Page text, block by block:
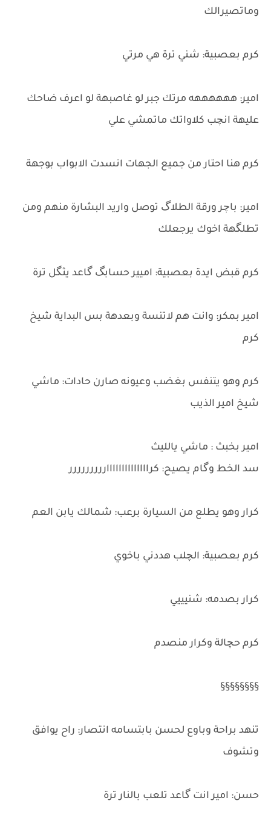
وماتصيرالك
كرم بعصبية: شني ترة هي مرتي
امير: ههههههه مرتك جبر لو غاصبهة لو اعرف ضاحك
عليهة انچب كلاواتك ماتمشي علي
كرم هنا احتار من جميع الجهات انسدت الابواب بوجهة
امير: باچر ورقة الطلاگ توصل واريد البشارة منهم ومن
تطلگهة اخوك يرجعلك
كرم قبض ايدة بعصبية: اميير حسابگ گاعد يثگل ترة
امير بمكر: وانت هم لاتنسة وبعدهة بس البداية شيخ
كرم
كرم وهو يتنفس بغضب وعيونه صارن حادات: ماشي
شيخ امير الذيب
امير بخبث : ماشي يالليث
سد الخط وگام يصيح: كرااااااااااااااررررررررر
كرار وهو يطلع من السيارة برعب: شمالك يابن العم
كرم بعصبية: الچلب هددني باخوي
كرار بصدمه: شنيييي
كرم حچالة وكرار منصدم
§§§§§§§§
تنهد براحة وباوع لحسن بابتسامه انتصار: راح يوافق
وتشوف
حسن: امير انت گاعد تلعب بالنار ترة